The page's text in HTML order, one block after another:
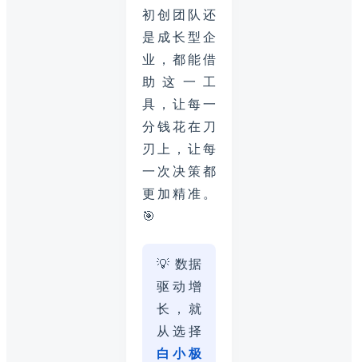
初创团队还
是成长型企
业，都能借
助这一工
具，让每一
分钱花在刀
刃上，让每
一次决策都
更加精准。
🎯
💡 数据
驱动增
长，就
从选择
白小极